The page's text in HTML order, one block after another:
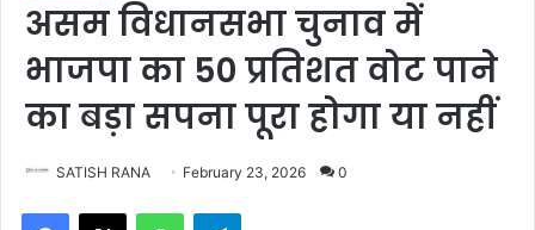
असम विधानसभा चुनाव में
भाजपा का 50 प्रतिशत वोट पाने
का बड़ा सपना पूरा होगा या नहीं
SATISH RANA February 23, 2026 0
Facebook
X WhatsAppTelegram